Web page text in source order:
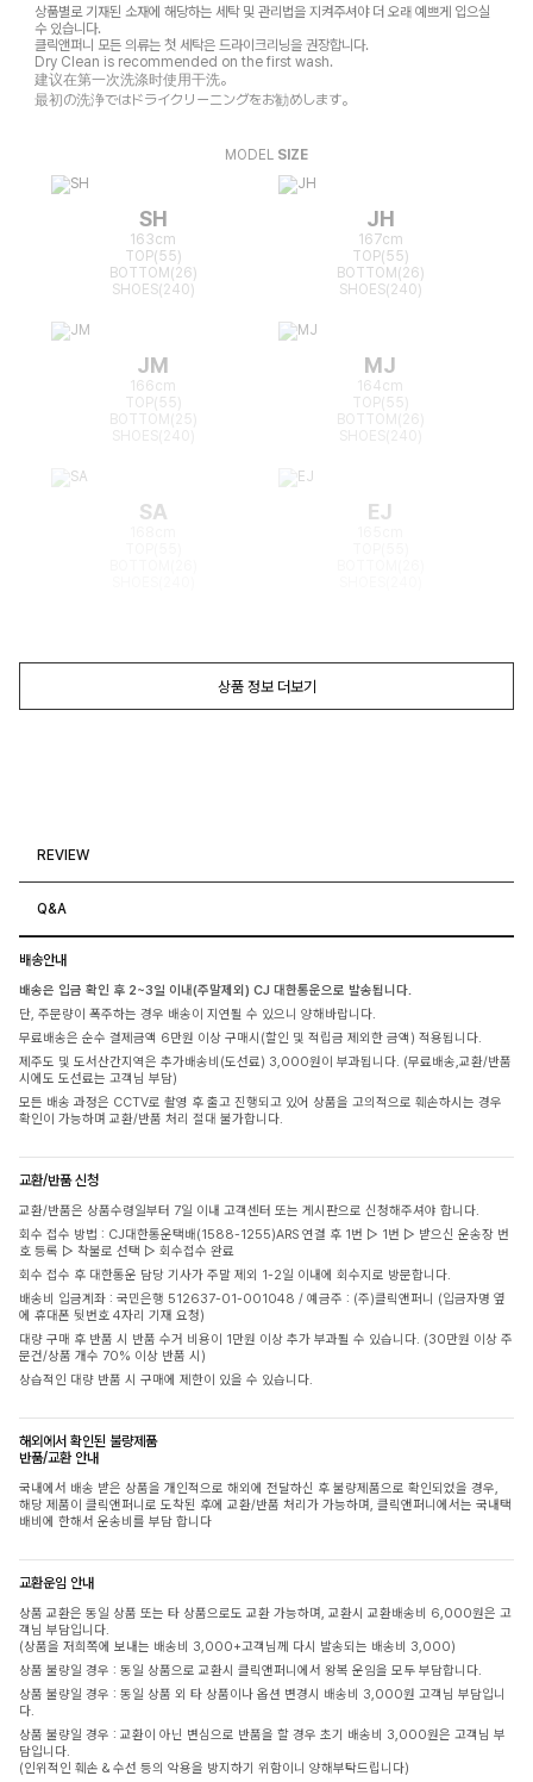
상품별로 기재된 소재에 해당하는 세탁 및 관리법을 지켜주셔야 더 오래 예쁘게 입으실
수 있습니다.
클릭앤퍼니 모든 의류는 첫 세탁은 드라이크리닝을 권장합니다.
Dry Clean is recommended on the first wash.
建议在第一次洗涤时使用干洗。
最初の洗浄ではドライクリーニングをお勧めします。
MODEL SIZE
SH
163cm
TOP(55)
BOTTOM(26)
SHOES(240)
JH
167cm
TOP(55)
BOTTOM(26)
SHOES(240)
JM
166cm
TOP(55)
BOTTOM(25)
MJ
164cm
TOP(55)
BOTTOM(26)
SA EJ
상품 정보 더보기
REVIEW
Q&A
배송안내
배송은 입금 확인 후 2~3일 이내(주말제외) CJ 대한통운으로 발송됩니다.
단, 주문량이 폭주하는 경우 배송이 지연될 수 있으니 양해바랍니다.
무료배송은 순수 결제금액 6만원 이상 구매시(할인 및 적립금 제외한 금액) 적용됩니다.
제주도 및 도서산간지역은 추가배송비(도선료) 3,000원이 부과됩니다. (무료배송,교환/반품
시에도 도선료는 고객님 부담)
모든 배송 과정은 CCTV로 촬영 후 출고 진행되고 있어 상품을 고의적으로 훼손하시는 경우
확인이 가능하며 교환/반품 처리 절대 불가합니다.
교환/반품 신청
교환/반품은 상품수령일부터 7일 이내 고객센터 또는 게시판으로 신청해주셔야 합니다.
회수 접수 방법 : CJ대한통운택배(1588-1255)ARS 연결 후 1번 ▷ 1번 ▷ 받으신 운송장 번
호 등록 ▷ 착불로 선택 ▷ 회수접수 완료
회수 접수 후 대한통운 담당 기사가 주말 제외 1-2일 이내에 회수지로 방문합니다.
배송비 입금계좌 : 국민은행 512637-01-001048 / 예금주 : (주)클릭앤퍼니 (입금자명 옆
에 휴대폰 뒷번호 4자리 기재 요청)
대량 구매 후 반품 시 반품 수거 비용이 1만원 이상 추가 부과될 수 있습니다. (30만원 이상 주
문건/상품 개수 70% 이상 반품 시)
상습적인 대량 반품 시 구매에 제한이 있을 수 있습니다.
해외에서 확인된 불량제품
반품/교환 안내
국내에서 배송 받은 상품을 개인적으로 해외에 전달하신 후 불량제품으로 확인되었을 경우,
해당 제품이 클릭앤퍼니로 도착된 후에 교환/반품 처리가 가능하며, 클릭앤퍼니에서는 국내택
배비에 한해서 운송비를 부담 합니다
교환운임 안내
상품 교환은 동일 상품 또는 타 상품으로도 교환 가능하며, 교환시 교환배송비 6,000원은 고
객님 부담입니다.
(상품을 저희쪽에 보내는 배송비 3,000+고객님께 다시 발송되는 배송비 3,000)
상품 불량일 경우 : 동일 상품으로 교환시 클릭앤퍼니에서 왕복 운임을 모두 부담합니다.
상품 불량일 경우 : 동일 상품 외 타 상품이나 옵션 변경시 배송비 3,000원 고객님 부담입니
다.
상품 불량일 경우 : 교환이 아닌 변심으로 반품을 할 경우 초기 배송비 3,000원은 고객님 부
담입니다.
(인위적인 훼손 & 수선 등의 악용을 방지하기 위함이니 양해부탁드립니다)